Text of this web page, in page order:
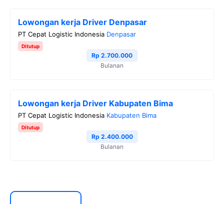
Lowongan kerja Driver Denpasar
PT Cepat Logistic Indonesia Denpasar
Ditutup
Rp 2.700.000
Bulanan
Lowongan kerja Driver Kabupaten Bima
PT Cepat Logistic Indonesia Kabupaten Bima
Ditutup
Rp 2.400.000
Bulanan